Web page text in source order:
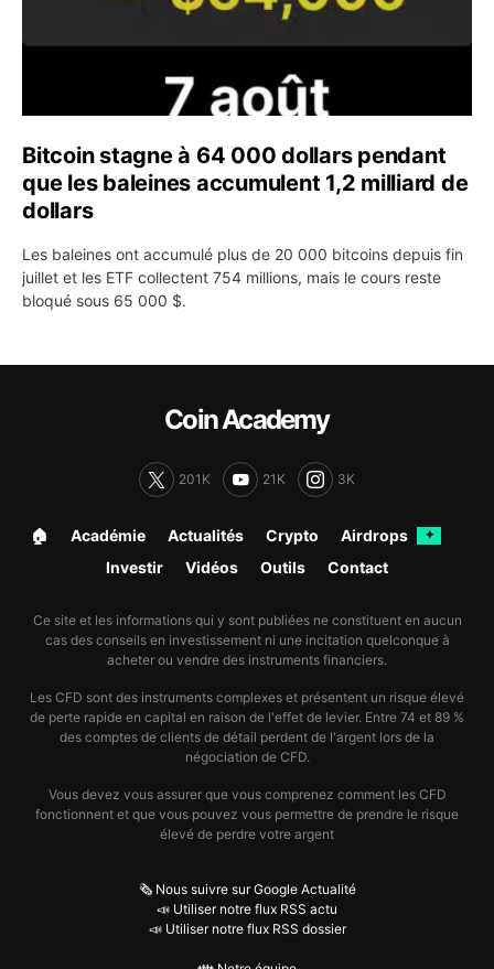
Bitcoin stagne à 64 000 dollars pendant
que les baleines accumulent 1,2 milliard de
dollars
Les baleines ont accumulé plus de 20 000 bitcoins depuis fin
juillet et les ETF collectent 754 millions, mais le cours reste
bloqué sous 65 000 $.
Coin Academy
201K 21K 3K
🏠︎ Académie Actualités Crypto Airdrops ✦
Investir Vidéos Outils Contact
Ce site et les informations qui y sont publiées ne constituent en aucun
cas des conseils en investissement ni une incitation quelconque à
acheter ou vendre des instruments financiers.
Les CFD sont des instruments complexes et présentent un risque élevé
de perte rapide en capital en raison de l'effet de levier. Entre 74 et 89 %
des comptes de clients de détail perdent de l'argent lors de la
négociation de CFD.
Vous devez vous assurer que vous comprenez comment les CFD
fonctionnent et que vous pouvez vous permettre de prendre le risque
élevé de perdre votre argent
🗞️ Nous suivre sur Google Actualité
📣 Utiliser notre flux RSS actu
📣 Utiliser notre flux RSS dossier